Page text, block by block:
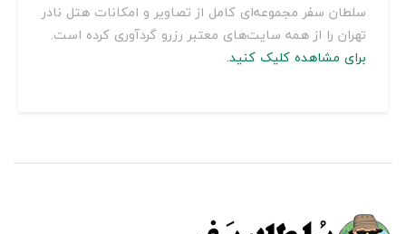
سلطان سفر مجموعه‌ای کامل از تصاویر و امکانات هتل نادر
تهران را از همه سایت‌های معتبر رزرو گردآوری کرده است.
برای مشاهده کلیک کنید.